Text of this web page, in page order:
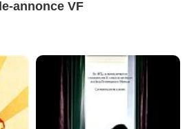
annonce VF